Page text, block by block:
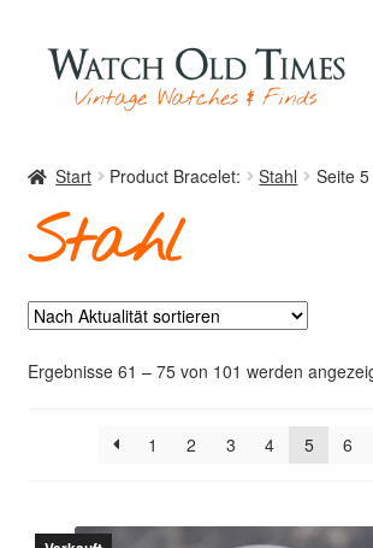
Zur
Navigation
springen
Zum
Inhalt
springen
Uhren
Archiv
Start Product Bracelet: Stahl Seite 5
Stahl
Ergebnisse 61 – 75 von 101 werden
1
2 3 4 5 6